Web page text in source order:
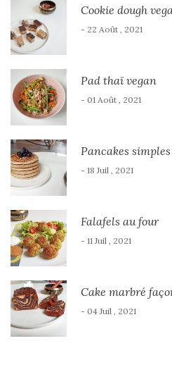
Cookie dough
- 22 Août , 2021
Pad thaï vegan
- 01 Août , 2021
Pancakes
- 18 Juil , 2021
Falafels au four
- 11 Juil , 2021
Cake marbré
- 04 Juil , 2021